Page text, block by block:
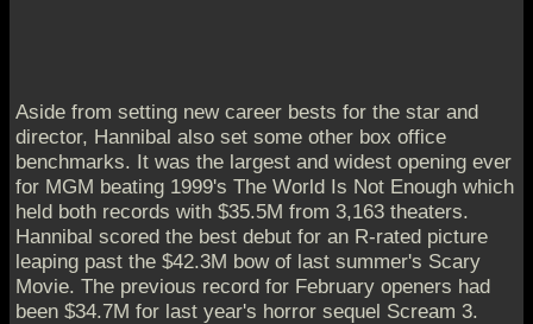
Aside from setting new career bests for the star and
director, Hannibal also set some other box office
benchmarks. It was the largest and widest opening ever
for MGM beating 1999's The World Is Not Enough which
held both records with $35.5M from 3,163 theaters.
Hannibal scored the best debut for an R-rated picture
leaping past the $42.3M bow of last summer's Scary
Movie. The previous record for February openers had
been $34.7M for last year's horror sequel Scream 3.